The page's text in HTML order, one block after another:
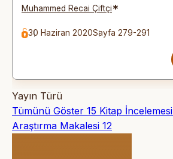
Muhammed Recai Çiftçi*
30 Haziran 2020Sayfa 279-291
Yayın Türü
Tümünü Göster 15 Kitap İncelemesi
Araştırma Makalesi 12